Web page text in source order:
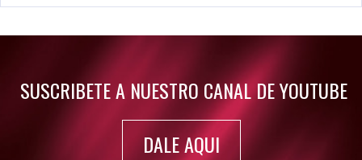
SUSCRIBETE A NUESTRO CANAL DE YOUTUBE
DALE AQUI